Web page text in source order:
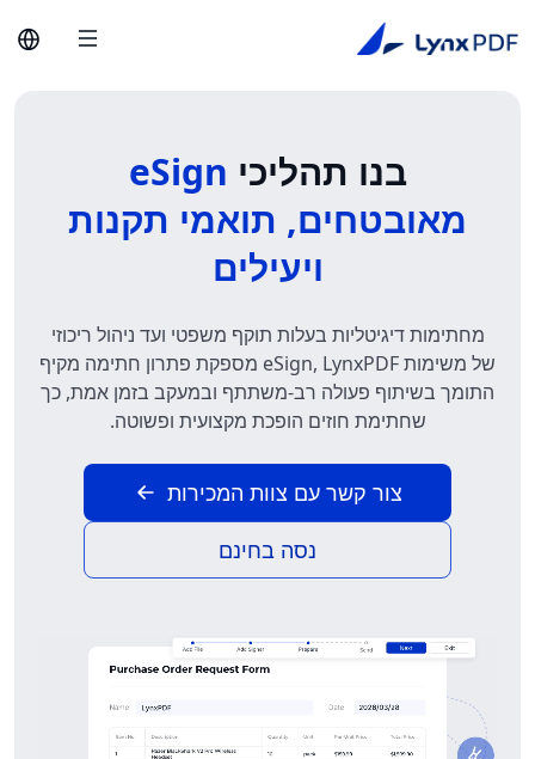
בנו תהליכי eSign
מאובטחים, תואמי תקנות
ויעילים
מחתימות דיגיטליות בעלות תוקף משפטי ועד ניהול ריכוזי
של משימות eSign, LynxPDF מספקת פתרון חתימה מקיף
התומך בשיתוף פעולה רב-משתתף ובמעקב בזמן אמת, כך
שחתימת חוזים הופכת מקצועית ופשוטה.
צור קשר עם צוות המכירות
נסה בחינם